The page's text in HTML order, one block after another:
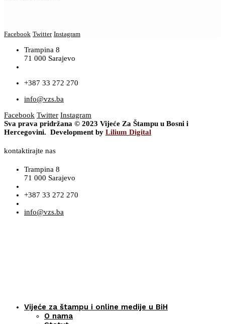
Facebook Twitter Instagram
Trampina 8
71 000 Sarajevo
+387 33 272 270
info@vzs.ba
Facebook Twitter Instagram
Sva prava pridržana © 2023 Vijeće Za Štampu u Bosni i
Hercegovini. Development by Lilium Digital
kontaktirajte nas
Trampina 8
71 000 Sarajevo
+387 33 272 270
info@vzs.ba
Vijeće za štampu i online medije u BiH
O nama